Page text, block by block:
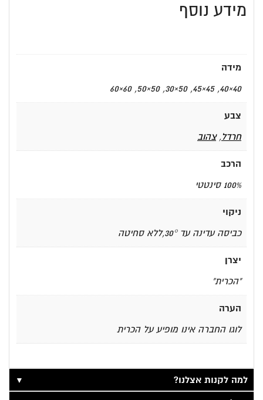
מידע נוסף
מידה
40×40, 45×45, 50×30, 50×50, 60×60
צבע
חרדל,צהוב
הרכב
100% סינטטי
ניקוי
כביסה עדינה עד 30°,ללא סחיטה
יצרן
"הכרית"
הערה
לוגו החברה אינו מופיע על הכרית
למה לקנות אצלנו?
▼